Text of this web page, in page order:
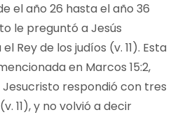
el año 26 hasta el año 36
le preguntó a Jesús
Rey de los judíos (v. 11). Esta
en Marcos 15:2,
Jesucristo respondió con tres
11), y no volvió a decir